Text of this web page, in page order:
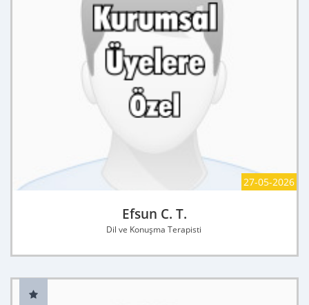
27-05-2026
Efsun C. T.
Dil ve Konuşma Terapisti